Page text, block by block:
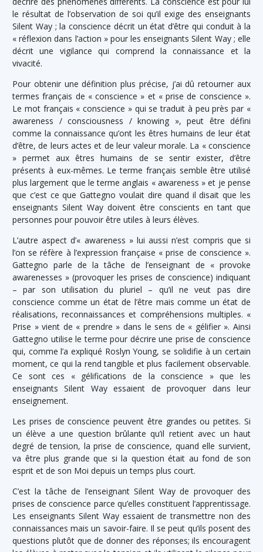
le résultat de l’observation de soi qu’il exige des enseignants
Silent Way ; la conscience décrit un état d’être qui conduit à la
« réflexion dans l’action » pour les enseignants Silent Way ; elle
décrit une vigilance qui comprend la connaissance et la
vivacité.
Pour obtenir une définition plus précise, j’ai dû retourner aux
termes français de « conscience » et « prise de conscience ».
Le mot français « conscience » qui se traduit à peu près par «
awareness / consciousness / knowing », peut être défini
comme la connaissance qu’ont les êtres humains de leur état
d’être, de leurs actes et de leur valeur morale. La « conscience
» permet aux êtres humains de se sentir exister, d’être
présents à eux-mêmes. Le terme français semble être utilisé
plus largement que le terme anglais « awareness » et je pense
que c’est ce que Gattegno voulait dire quand il disait que les
enseignants Silent Way doivent être conscients en tant que
personnes pour pouvoir être utiles à leurs élèves.
L’autre aspect d’« awareness » lui aussi n’est compris que si
l’on se réfère à l’expression française « prise de conscience ».
Gattegno parle de la tâche de l’enseignant de « provoke
awarenesses » (provoquer les prises de conscience) indiquant
– par son utilisation du pluriel – qu’il ne veut pas dire
conscience comme un état de l’être mais comme un état de
réalisations, reconnaissances et compréhensions multiples. «
Prise » vient de « prendre » dans le sens de « gélifier ». Ainsi
Gattegno utilise le terme pour décrire une prise de conscience
qui, comme l’a expliqué Roslyn Young, se solidifie à un certain
moment, ce qui la rend tangible et plus facilement observable.
Ce sont ces « gélifications de la conscience » que les
enseignants Silent Way essaient de provoquer dans leur
enseignement.
Les prises de conscience peuvent être grandes ou petites. Si
un élève a une question brûlante qu’il retient avec un haut
degré de tension, la prise de conscience, quand elle survient,
va être plus grande que si la question était au fond de son
esprit et de son Moi depuis un temps plus court.
C’est la tâche de l’enseignant Silent Way de provoquer des
prises de conscience parce qu’elles constituent l’apprentissage.
Les enseignants Silent Way essaient de transmettre non des
connaissances mais un savoir-faire. Il se peut qu’ils posent des
questions plutôt que de donner des réponses; ils encouragent